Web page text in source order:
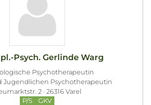
Psych. Gerlinde Warg
Psychotherapeutin
Jugendlichen Psychotherapeutin
2 · 26316 Varel
P/S
GKV